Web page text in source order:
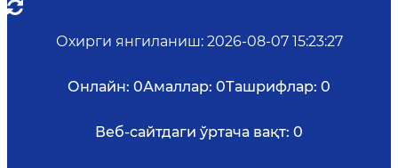
Охирги янгиланиш: 2026-08-07 15:23:27
Онлайн: 0Амаллар: 0Ташрифлар: 0
Веб-сайтдаги ўртача вақт: 0